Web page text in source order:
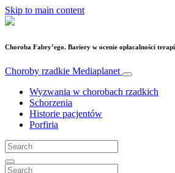
Skip to main content
Choroba Fabry’ego. Bariery w ocenie opłacalności
Choroby rzadkie Mediaplanet
Wyzwania w chorobach rzadkich
Schorzenia
Historie pacjentów
Porfiria